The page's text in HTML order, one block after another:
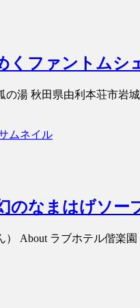
くファントムシ
の湯 秋田県由利本荘市
のなまはげソー
） About ラブホテル偕楽